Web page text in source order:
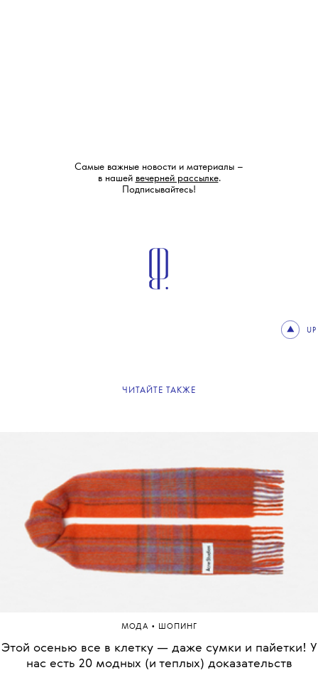
Самые важные новости и материалы –
в нашей вечерней рассылке.
Подписывайтесь!
UP
ЧИТАЙТЕ ТАКЖЕ
МОДА • ШОПИНГ
Этой осенью все в клетку — даже сумки и пайетки! У
нас есть 20 модных (и теплых) доказательств